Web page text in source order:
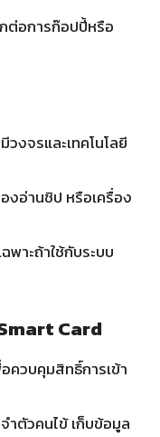
ต่อการก๊อปปี้หรือ
วงจรและเทคโนโลยี
งอ่านชิป หรือเครื่อง
าะถ้าใช้กับระบบ
Card
ควบคุมสิทธิ์การเข้า
ำตัวคนไข้ เก็บข้อมูล